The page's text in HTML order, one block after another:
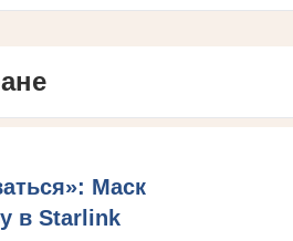
Маск
в Starlink